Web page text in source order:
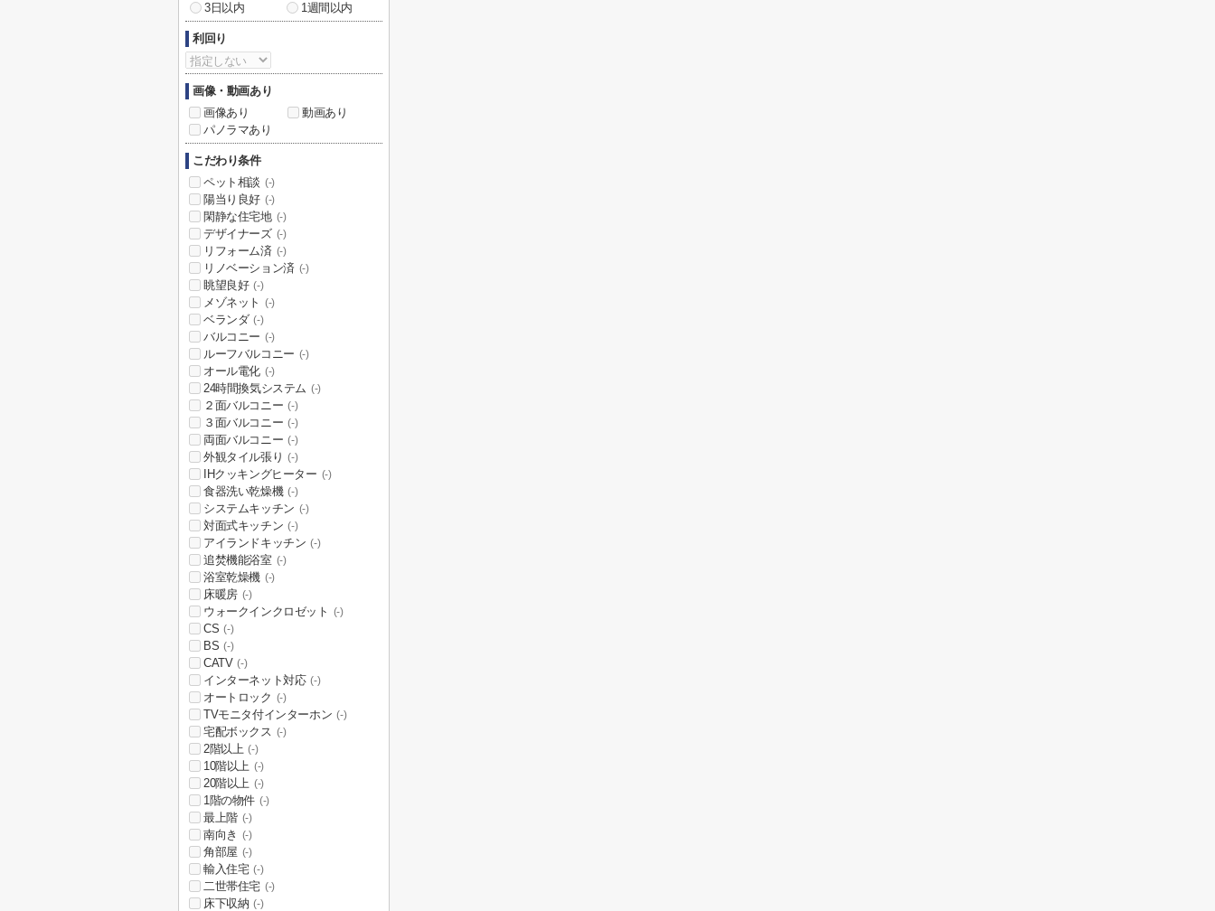
3日以内
1週間以内
利回り
画像・動画あり
画像あり
動画あり
パノラマあり
こだわり条件
ペット相談 (-)
陽当り良好 (-)
閑静な住宅地 (-)
デザイナーズ (-)
リフォーム済 (-)
リノベーション済 (-)
眺望良好 (-)
メゾネット (-)
ベランダ (-)
バルコニー (-)
ルーフバルコニー (-)
オール電化 (-)
24時間換気システム (-)
２面バルコニー (-)
３面バルコニー (-)
両面バルコニー (-)
外観タイル張り (-)
IHクッキングヒーター (-)
食器洗い乾燥機 (-)
システムキッチン (-)
対面式キッチン (-)
アイランドキッチン (-)
追焚機能浴室 (-)
浴室乾燥機 (-)
床暖房 (-)
ウォークインクロゼット (-)
CS (-)
BS (-)
CATV (-)
インターネット対応 (-)
オートロック (-)
TVモニタ付インターホン (-)
宅配ボックス (-)
2階以上 (-)
10階以上 (-)
20階以上 (-)
1階の物件 (-)
最上階 (-)
南向き (-)
角部屋 (-)
輸入住宅 (-)
二世帯住宅 (-)
床下収納 (-)